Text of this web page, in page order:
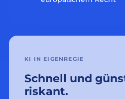
KI IN EIGENREGIE
Schnell und
riskant.